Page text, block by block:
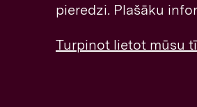
pieredzi. Plašāku
Turpinot lietot mūsu